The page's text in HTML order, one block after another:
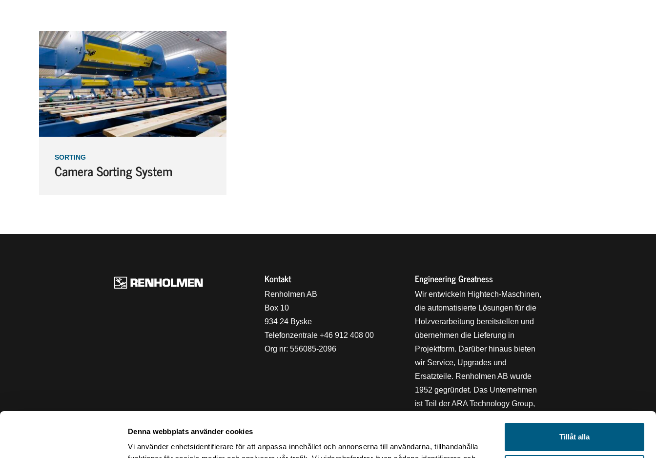
Denna webbplats använder cookies
Vi använder enhetsidentifierare för att anpassa innehållet och annonserna till användarna, tillhandahålla
Tillåt alla
SORTING
Camera Sorting System
Renholmens logo Kontakt
Renholmen AB
Box 10
934 24 Byske
Telefonzentrale +46 912 408 00
Org nr: 556085-2096
Engineering Greatness
Wir entwickeln Hightech-Maschinen,
die automatisierte Lösungen für die
Holzverarbeitung bereitstellen und
übernehmen die Lieferung in
Projektform. Darüber hinaus bieten
wir Service, Upgrades und
Ersatzteile. Renholmen AB wurde
1952 gegründet. Das Unternehmen
ist Teil der ARA Technology Group,
Nachhaltigkeitszertifizierung und